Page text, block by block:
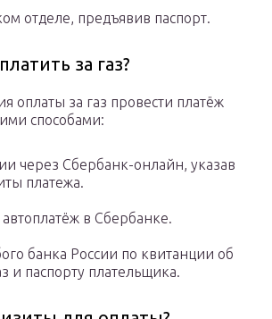
отделе, предъявив паспорт.
за газ?
оплаты за газ провести платёж
способами:
через Сбербанк-онлайн, указав
платежа.
в Сбербанке.
банка России по квитанции об
и паспорту плательщика.